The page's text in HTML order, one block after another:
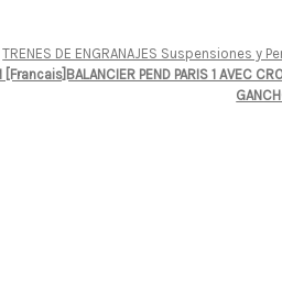
TRENES DE ENGRANAJES Suspensiones y
PEND PARIS 1 AVEC